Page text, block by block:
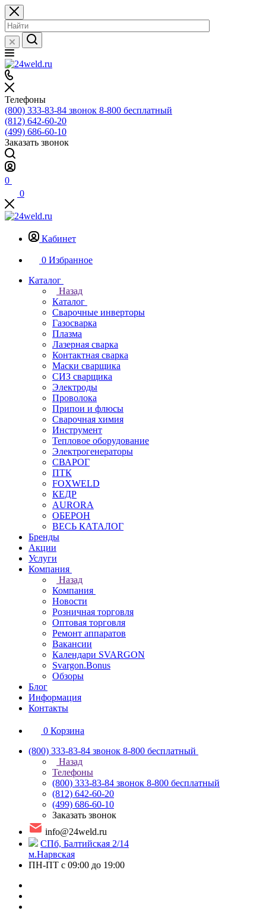
Телефоны
(800) 333-83-84 звонок 8-800 бесплатный
(812) 642-60-20
(499) 686-60-10
Заказать звонок
0
0
Кабинет
0 Избранное
Каталог
Назад
Каталог
Сварочные инверторы
Газосварка
Плазма
Лазерная сварка
Контактная сварка
Маски сварщика
СИЗ сварщика
Электроды
Проволока
Припои и флюсы
Сварочная химия
Инструмент
Тепловое оборудование
Электрогенераторы
СВАРОГ
ПТК
FOXWELD
КЕДР
AURORA
ОБЕРОН
ВЕСЬ КАТАЛОГ
Бренды
Акции
Услуги
Компания
Назад
Компания
Новости
Розничная торговля
Оптовая торговля
Ремонт аппаратов
Вакансии
Календари SVARGON
Svargon.Bonus
Обзоры
Блог
Информация
Контакты
0 Корзина
(800) 333-83-84 звонок 8-800 бесплатный
Назад
Телефоны
(800) 333-83-84 звонок 8-800 бесплатный
(812) 642-60-20
(499) 686-60-10
Заказать звонок
info@24weld.ru
СПб, Балтийская 2/14
м.Нарвская
ПН-ПТ с 09:00 до 19:00